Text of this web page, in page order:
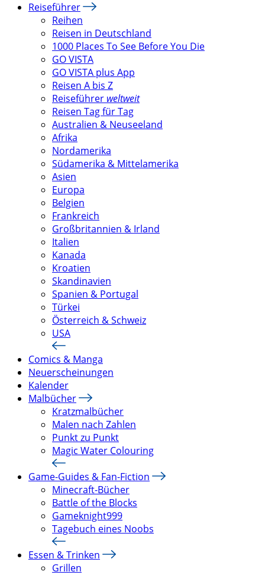
Reiseführer
Reihen
Reisen in Deutschland
1000 Places To See Before You Die
GO VISTA
GO VISTA plus App
Reisen A bis Z
Reiseführer weltweit
Reisen Tag für Tag
Australien & Neuseeland
Afrika
Nordamerika
Südamerika & Mittelamerika
Asien
Europa
Belgien
Frankreich
Großbritannien & Irland
Italien
Kanada
Kroatien
Skandinavien
Spanien & Portugal
Türkei
Österreich & Schweiz
USA
Comics & Manga
Neuerscheinungen
Kalender
Malbücher
Kratzmalbücher
Malen nach Zahlen
Punkt zu Punkt
Magic Water Colouring
Game-Guides & Fan-Fiction
Minecraft-Bücher
Battle of the Blocks
Gameknight999
Tagebuch eines Noobs
Essen & Trinken
Grillen